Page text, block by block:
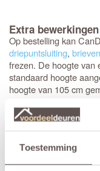
Toestemming
Extra
Op bestelling kan
driepuntsluiting,
frezen. De hoogte van
standaard hoogte
hoogte van 105 cm
Sleutelbediende 3-
sleutelbediendis
netjes afgewerkt met